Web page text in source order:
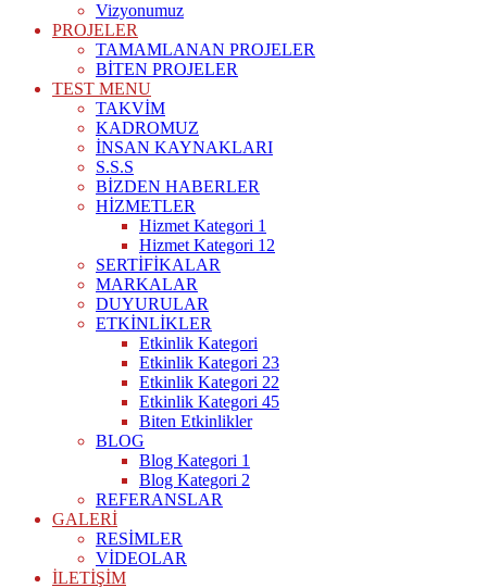
Vizyonumuz
PROJELER
TAMAMLANAN PROJELER
BİTEN PROJELER
TEST MENU
TAKVİM
KADROMUZ
İNSAN KAYNAKLARI
S.S.S
BİZDEN HABERLER
HİZMETLER
Hizmet Kategori 1
Hizmet Kategori 12
SERTİFİKALAR
MARKALAR
DUYURULAR
ETKİNLİKLER
Etkinlik Kategori
Etkinlik Kategori 23
Etkinlik Kategori 22
Etkinlik Kategori 45
Biten Etkinlikler
BLOG
Blog Kategori 1
Blog Kategori 2
REFERANSLAR
GALERİ
RESİMLER
VİDEOLAR
İLETİŞİM